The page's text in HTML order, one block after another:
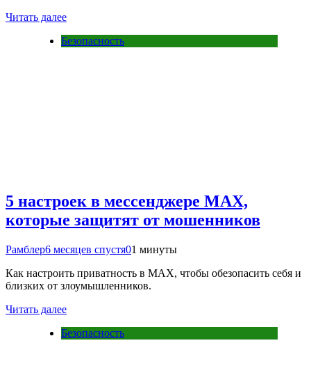
Читать далее
Безопасность
5 настроек в мессенджере MAX,
которые защитят от мошенников
Рамблер6 месяцев спустя01 минуты
Как настроить приватность в MAX, чтобы обезопасить себя и
близких от злоумышленников.
Читать далее
Безопасность